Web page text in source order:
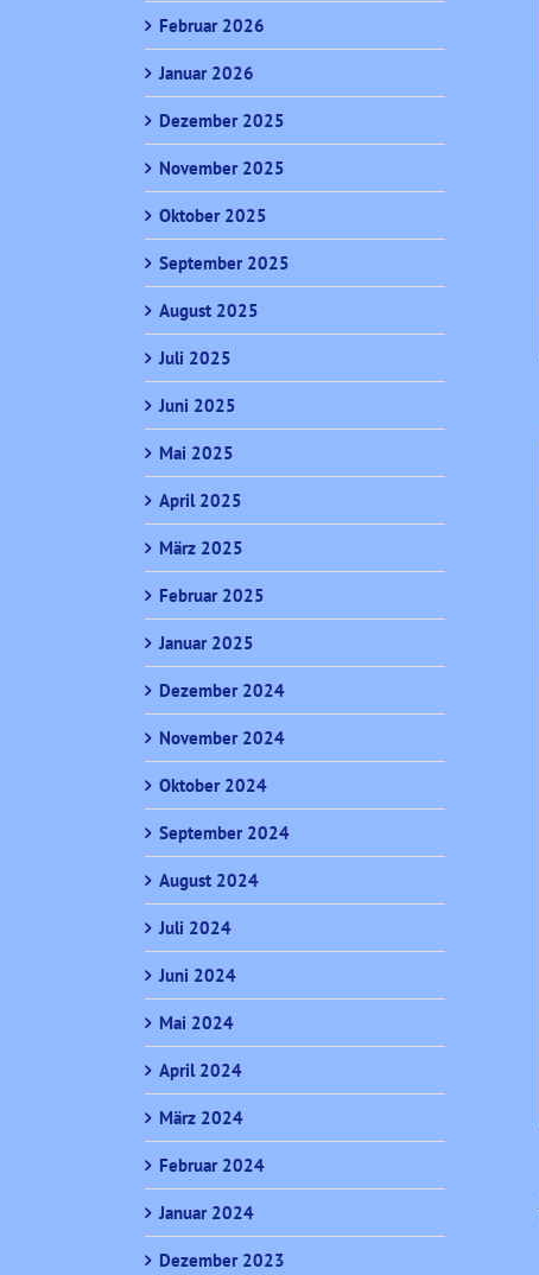
Februar 2026
Januar 2026
Dezember 2025
November 2025
Oktober 2025
September 2025
August 2025
Juli 2025
Juni 2025
Mai 2025
April 2025
März 2025
Februar 2025
Januar 2025
Dezember 2024
November 2024
Oktober 2024
September 2024
August 2024
Juli 2024
Juni 2024
Mai 2024
April 2024
März 2024
Februar 2024
Januar 2024
Dezember 2023